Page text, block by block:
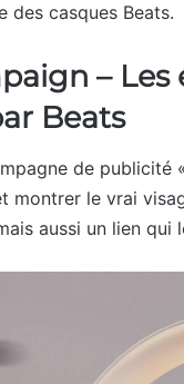
des casques Beats.
– Les
Beats
de publicité
montrer le vrai
aussi un lien